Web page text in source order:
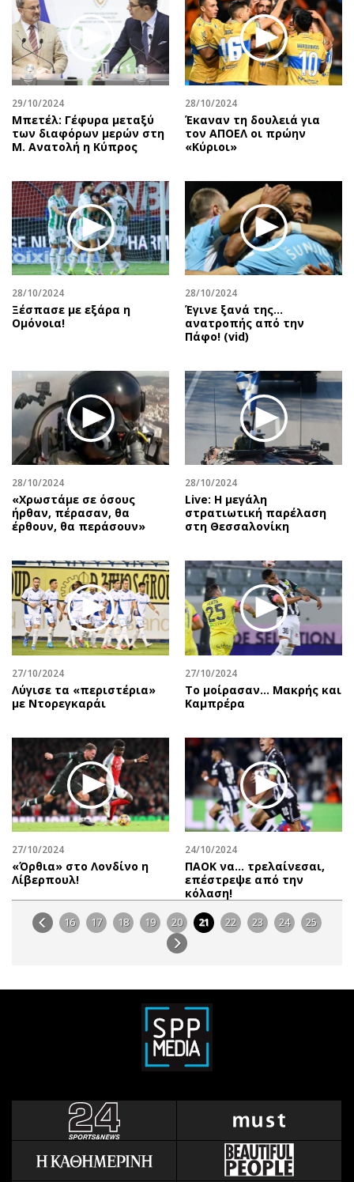
29/10/2024
Μπετέλ: Γέφυρα μεταξύ
των διαφόρων μερών στη
Μ. Ανατολή η Κύπρος
28/10/2024
Έκαναν τη δουλειά για
τον ΑΠΟΕΛ οι πρώην
«Κύριοι»
28/10/2024
Ξέσπασε με εξάρα η
Ομόνοια!
28/10/2024
Έγινε ξανά της…
ανατροπής από την
Πάφο! (vid)
28/10/2024
«Χρωστάμε σε όσους
ήρθαν, πέρασαν, θα
έρθουν, θα περάσουν»
28/10/2024
Live: Η μεγάλη
στρατιωτική παρέλαση
στη Θεσσαλονίκη
27/10/2024
Λύγισε τα «περιστέρια»
με Ντορεγκαράι
27/10/2024
Το μοίρασαν… Μακρής και
Καμπρέρα
27/10/2024
«Όρθια» στο Λονδίνο η
Λίβερπουλ!
24/10/2024
ΠΑΟΚ να… τρελαίνεσαι,
επέστρεψε από την
κόλαση!
16 17 18 19 20 21 22 23 24 25